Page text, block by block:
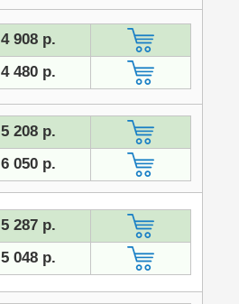
4 908 р.
4 480 р.
5 208 р.
6 050 р.
5 287 р.
5 048 р.